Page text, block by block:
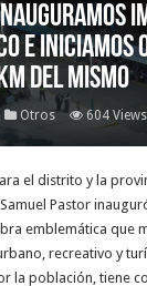
E INICIAMOS
DEL MISMO
Otros 604 Views
el distrito y la
Pastor
emblemática que
recreativo y
la población, tiene